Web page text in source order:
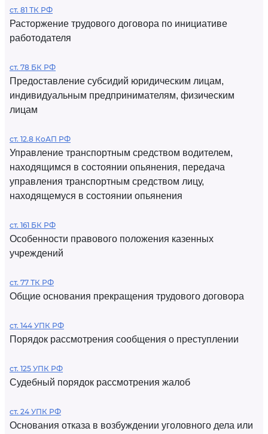
ст. 81 ТК РФ
Расторжение трудового договора по инициативе
работодателя
ст. 78 БК РФ
Предоставление субсидий юридическим лицам,
индивидуальным предпринимателям, физическим
лицам
ст. 12.8 КоАП РФ
Управление транспортным средством водителем,
находящимся в состоянии опьянения, передача
управления транспортным средством лицу,
находящемуся в состоянии опьянения
ст. 161 БК РФ
Особенности правового положения казенных
учреждений
ст. 77 ТК РФ
Общие основания прекращения трудового договора
ст. 144 УПК РФ
Порядок рассмотрения сообщения о преступлении
ст. 125 УПК РФ
Судебный порядок рассмотрения жалоб
ст. 24 УПК РФ
Основания отказа в возбуждении уголовного дела или